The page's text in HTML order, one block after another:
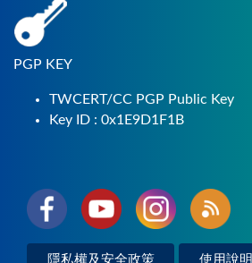
PGP KEY
TWCERT/CC PGP Public Key
Key ID : 0x1E9D1F1B
隱私權及安全政策 使用說明